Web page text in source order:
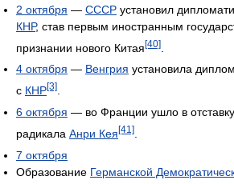
2 октября — СССР установил
КНР, став первым иностранным
признании нового Китая[40]
4 октября — Венгрия установила
с КНР[3]
6 октября — во Франции ушло в
радикала Анри Кея [41]
7 октября
Образование Германской